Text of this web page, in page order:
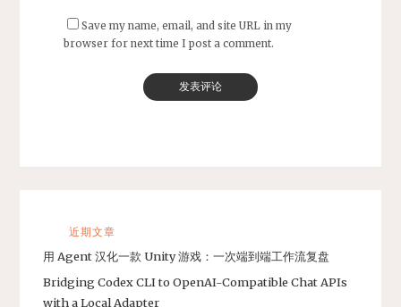
Save my name, email, and site URL in my
browser for next time I post a comment.
近期文章
用 Agent 汉化一款 Unity 游戏：一次端到端工作流复盘
Bridging Codex CLI to OpenAI-Compatible Chat APIs
with a Local Adapter